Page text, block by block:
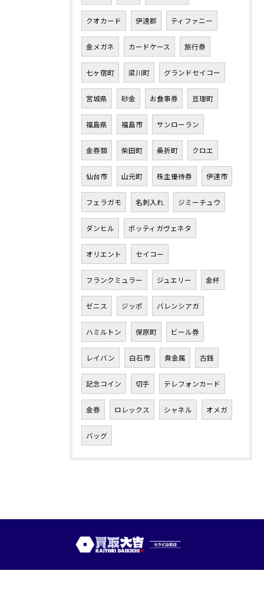
クオカード 伊達郡 ティファニー
金メガネ カードケース 旅行券
七ヶ宿町 梁川町 グランドセイコー
宮城県 砂金 お食事券 亘理町
福島県 福島市 サンローラン
金券類 柴田町 桑折町 クロエ
仙台市 山元町 株主優待券 伊達市
フェラガモ 名刺入れ ジミーチュウ
ダンヒル ボッティガヴェネタ
オリエント セイコー
フランクミュラー ジュエリー 金杯
ゼニス ジッポ バレンシアガ
ハミルトン 保原町 ビール券
レイバン 白石市 貴金属 古銭
記念コイン 切手 テレフォンカード
金券 ロレックス シャネル オメガ
バッグ